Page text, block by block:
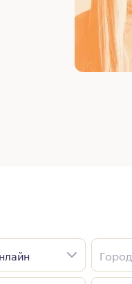
Город